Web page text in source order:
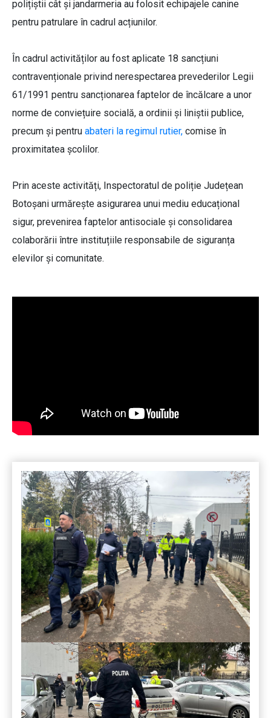
polițiștii cât și jandarmeria au folosit echipajele canine
pentru patrulare în cadrul acțiunilor.
În cadrul activităților au fost aplicate 18 sancțiuni
contravenționale privind nerespectarea prevederilor Legii
61/1991 pentru sancționarea faptelor de încălcare a unor
norme de conviețuire socială, a ordinii și liniștii publice,
precum și pentru abateri la regimul rutier, comise în
proximitatea școlilor.
Prin aceste activități, Inspectoratul de poliție Județean
Botoșani urmărește asigurarea unui mediu educațional
sigur, prevenirea faptelor antisociale și consolidarea
colaborării între instituțiile responsabile de siguranța
elevilor și comunitate.